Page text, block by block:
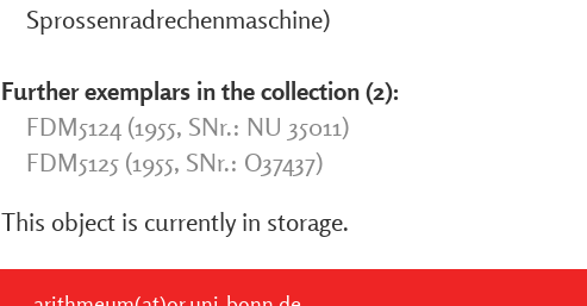
Sprossenradrechenmaschine)
Further exemplars in the collection (2):
FDM5124 (1955, SNr.: NU 35011)
FDM5125 (1955, SNr.: O37437)
This object is currently in storage.